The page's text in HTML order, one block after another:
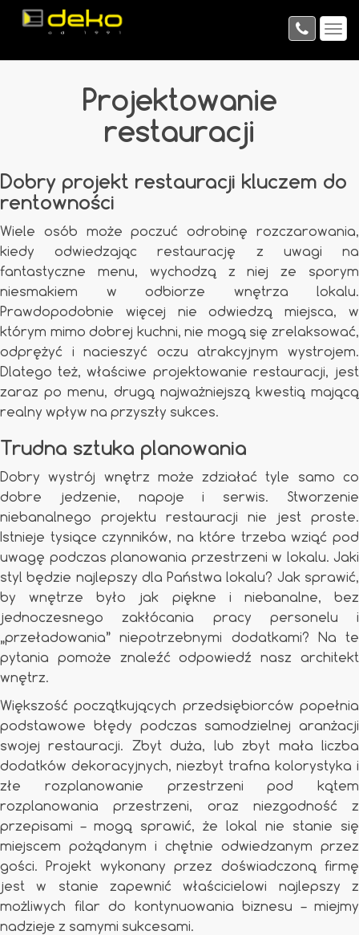
Projektowanie
restauracji
Dobry projekt restauracji kluczem do
rentowności
Wiele osób może poczuć odrobinę rozczarowania,
kiedy odwiedzając restaurację z uwagi na
fantastyczne menu, wychodzą z niej ze sporym
niesmakiem w odbiorze wnętrza lokalu.
Prawdopodobnie więcej nie odwiedzą miejsca, w
którym mimo dobrej kuchni, nie mogą się zrelaksować,
odprężyć i nacieszyć oczu atrakcyjnym wystrojem.
Dlatego też, właściwe projektowanie restauracji, jest
zaraz po menu, drugą najważniejszą kwestią mającą
realny wpływ na przyszły sukces.
Trudna sztuka planowania
Dobry wystrój wnętrz może zdziałać tyle samo co
dobre jedzenie, napoje i serwis. Stworzenie
niebanalnego projektu restauracji nie jest proste.
Istnieje tysiące czynników, na które trzeba wziąć pod
uwagę podczas planowania przestrzeni w lokalu. Jaki
styl będzie najlepszy dla Państwa lokalu? Jak sprawić,
by wnętrze było jak piękne i niebanalne, bez
jednoczesnego zakłócania pracy personelu i
„przeładowania” niepotrzebnymi dodatkami? Na te
pytania pomoże znaleźć odpowiedź nasz architekt
wnętrz.
Większość początkujących przedsiębiorców popełnia
podstawowe błędy podczas samodzielnej aranżacji
swojej restauracji. Zbyt duża, lub zbyt mała liczba
dodatków dekoracyjnych, niezbyt trafna kolorystyka i
złe rozplanowanie przestrzeni pod kątem
rozplanowania przestrzeni, oraz niezgodność z
przepisami – mogą sprawić, że lokal nie stanie się
miejscem pożądanym i chętnie odwiedzanym przez
gości. Projekt wykonany przez doświadczoną firmę
jest w stanie zapewnić właścicielowi najlepszy z
możliwych filar do kontynuowania biznesu – miejmy
nadzieje z samymi sukcesami.